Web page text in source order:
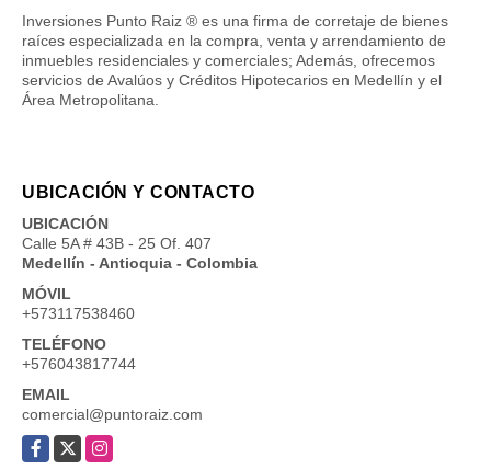
Inversiones Punto Raiz ® es una firma de corretaje de bienes
raíces especializada en la compra, venta y arrendamiento de
inmuebles residenciales y comerciales; Además, ofrecemos
servicios de Avalúos y Créditos Hipotecarios en Medellín y el
Área Metropolitana.
UBICACIÓN Y CONTACTO
UBICACIÓN
Calle 5A # 43B - 25 Of. 407
Medellín - Antioquia - Colombia
MÓVIL
+573117538460
TELÉFONO
+576043817744
EMAIL
comercial@puntoraiz.com
Facebook
X Instagram